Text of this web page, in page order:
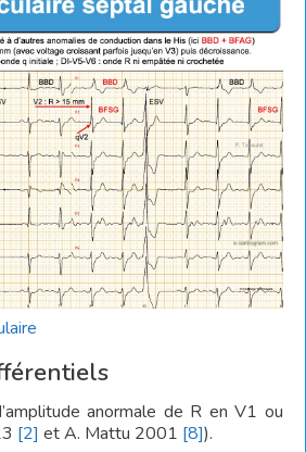
anormale de R en V1 ou
[2] et A. Mattu 2001 [8]).